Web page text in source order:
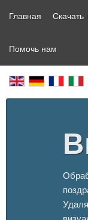
Главная Скачать
Помочь нам